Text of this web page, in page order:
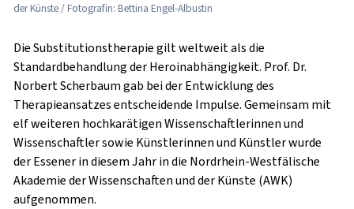
der Künste / Fotografin: Bettina Engel-Albustin
Die Substitutionstherapie gilt weltweit als die
Standardbehandlung der Heroinabhängigkeit. Prof. Dr.
Norbert Scherbaum gab bei der Entwicklung des
Therapieansatzes entscheidende Impulse. Gemeinsam mit
elf weiteren hochkarätigen Wissenschaftlerinnen und
Wissenschaftler sowie Künstlerinnen und Künstler wurde
der Essener in diesem Jahr in die Nordrhein-Westfälische
Akademie der Wissenschaften und der Künste (AWK)
aufgenommen.